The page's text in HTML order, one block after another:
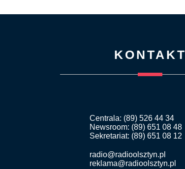
KONTAKT
Centrala: (89) 526 44 34
Newsroom: (89) 651 08 48
Sekretariat: (89) 651 08 12
radio@radioolsztyn.pl
reklama@radioolsztyn.pl